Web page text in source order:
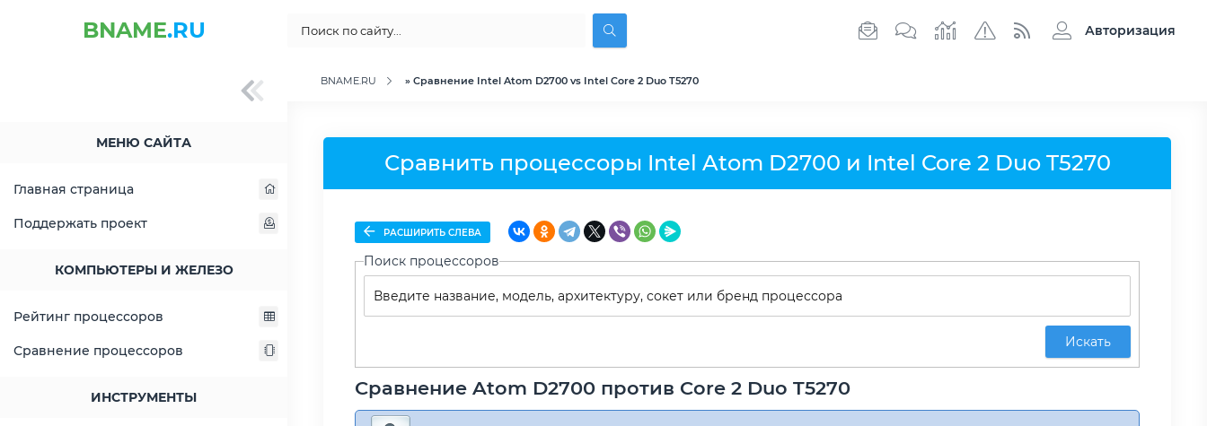
BNAME.RU Авторизация
МЕНЮ САЙТА
Главная страница
Поддержать проект
КОМПЬЮТЕРЫ И ЖЕЛЕЗО
Рейтинг процессоров
Сравнение процессоров
ИНСТРУМЕНТЫ
BNAME.RU » Сравнение Intel Atom D2700 vs Intel Core 2 Duo T5270
Сравнить процессоры Intel Atom D2700 и Intel Core 2 Duo T5270
РАСШИРИТЬ СЛЕВА
Поиск процессоров
Искать
Сравнение Atom D2700 против Core 2 Duo T5270